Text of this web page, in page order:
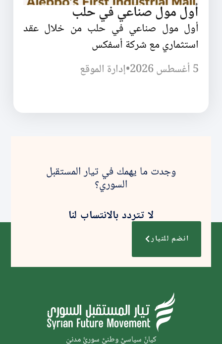
أول مول صناعي في حلب
أول مول صناعي في حلب من خلال عقد
استثماري مع شركة أسفكس
5 أغسطس 2026
•إدارة الموقع
وجدت ما يهمك في تيار المستقبل
السوري؟
لا تتردد بالانتساب لنا
انضم للتيار
كيانٌ سياسيٌّ وطنيٌّ سوريٌّ مدنيّ